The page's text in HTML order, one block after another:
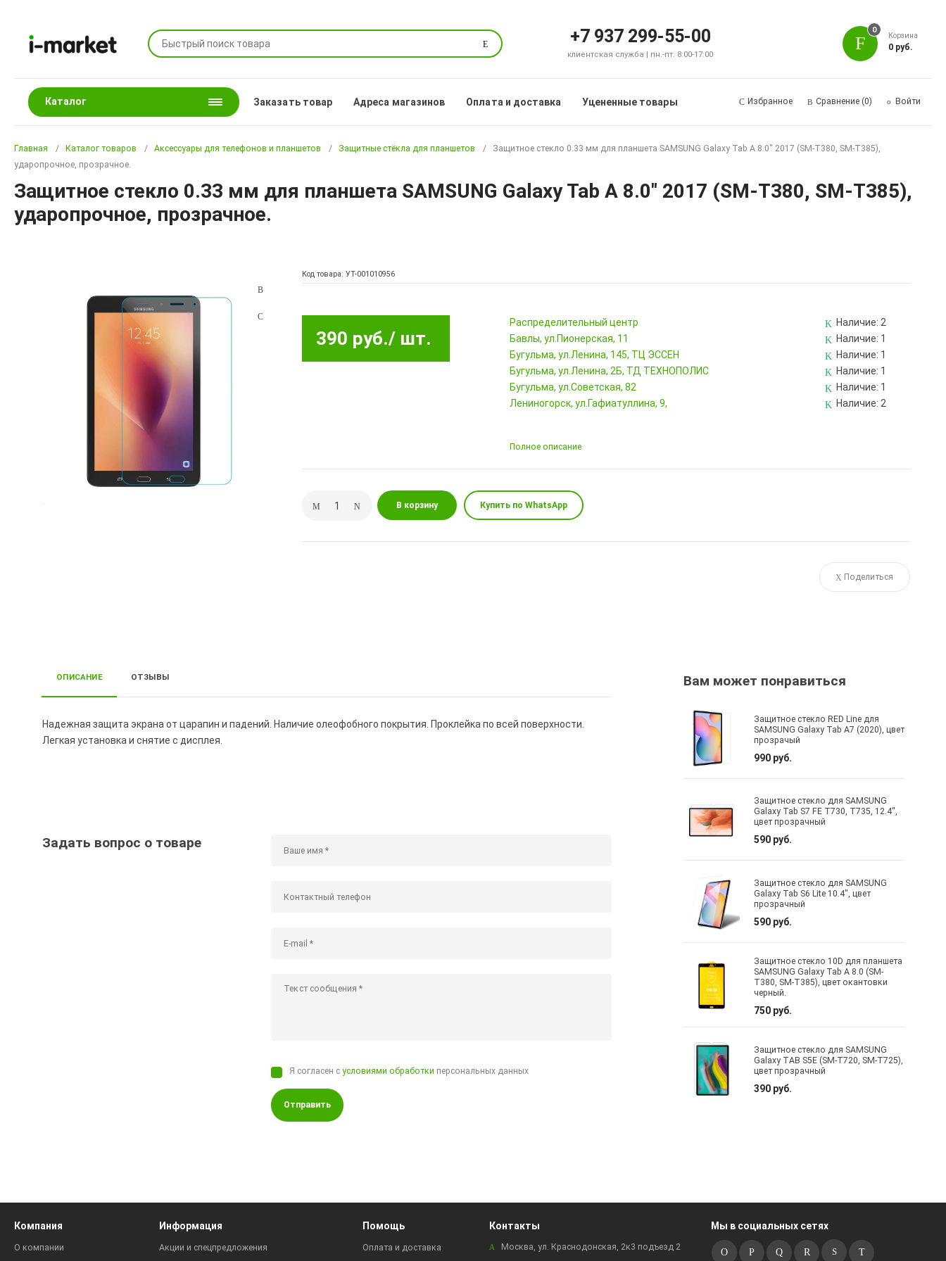
Поиск +7 937 299-55-00
клиентская служба | пн.-пт. 8:00-17:00
0
Корзина
0 руб.
Каталог Заказать товар Адреса магазинов Оплата и доставка Уцененные товары Избранное Сравнение (0) Войти
Главная Каталог товаров Аксессуары для телефонов и планшетов Защитные стёкла для планшетов
Защитное стекло 0.33 мм для планшета SAMSUNG Galaxy Tab A 8.0" 2017 (SM-T380, SM-T385),
ударопрочное, прозрачное.
Защитное стекло 0.33 мм для планшета SAMSUNG Galaxy Tab A 8.0" 2017 (SM-T380, SM-T385),
ударопрочное, прозрачное.
Код товара: УТ-001010956
390 руб./ шт.
Pаспределительный центр Наличие: 2
Бавлы, ул.Пионерская, 11
Наличие: 1
Бугульма, ул.Ленина, 145, ТЦ ЭССЕН
Наличие: 1
Бугульма, ул.Ленина, 2Б, ТД ТЕХНОПОЛИС
Наличие: 1
Бугульма, ул.Советская, 82
Наличие: 1
Лениногорск, ул.Гафиатуллина, 9,
Наличие: 2
Полное описание
В корзину Купить по WhatsApp
Поделиться
ОПИСАНИЕ ОТЗЫВЫ
Надежная защита экрана от царапин и падений. Наличие олеофобного покрытия. Проклейка по всей поверхности.
Легкая установка и снятие с дисплея.
Задать вопрос о товаре
Я согласен сусловиями обработки персональных данных
Отправить
Вам может понравиться
Защитное стекло RED Line для
SAMSUNG Galaxy Tab A7 (2020), цвет
прозрачый
990 руб.
Защитное стекло для SAMSUNG
Galaxy Tab S7 FE T730, T735, 12.4",
цвет прозрачный
590 руб.
Защитное стекло для SAMSUNG
Galaxy Tab S6 Lite 10.4", цвет
прозрачный
590 руб.
Защитное стекло 10D для планшета
SAMSUNG Galaxy Tab A 8.0 (SM-
T380, SM-T385), цвет окантовки
черный.
750 руб.
Защитное стекло для SAMSUNG
Galaxy TAB S5E (SM-T720, SM-T725),
цвет прозрачный
390 руб.
Компания
О компании
Информация
Акции и спецпредложения
Помощь
Оплата и доставка
Контакты
Москва, ул. Краснодонская, 2к3 подъезд 2
Мы в социальных сетях